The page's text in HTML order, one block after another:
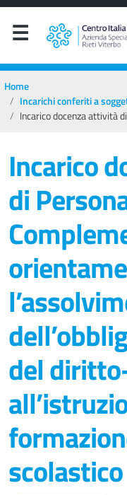
Home
Incarichi conferiti a
Incarico docenza attività di Personalizzazione e Complementari di
Incarico
di
del